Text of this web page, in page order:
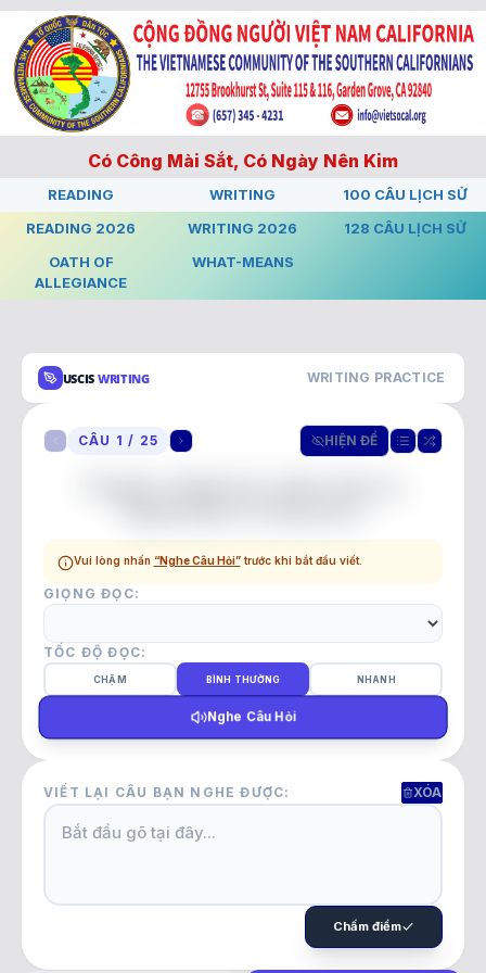
Có Công Mài Sắt, Có Ngày Nên Kim
READING WRITING
100 CÂU LỊCH SỬ
READING 2026
WRITING 2026
128 CÂU LỊCH SỬ
OATH OF
ALLEGIANCE
WHAT-MEANS
USCIS WRITING WRITING PRACTICE
CÂU 1 / 25 HIỆN ĐỀ
Vui lòng nhấn “Nghe Câu Hỏi”trước khi bắt đầu viết.
GIỌNG ĐỌC:
TỐC ĐỘ ĐỌC:
CHẬM BÌNH THƯỜNG NHANH
Nghe Câu Hỏi
VIẾT LẠI CÂU BẠN NGHE ĐƯỢC: XÓA
Chấm điểm